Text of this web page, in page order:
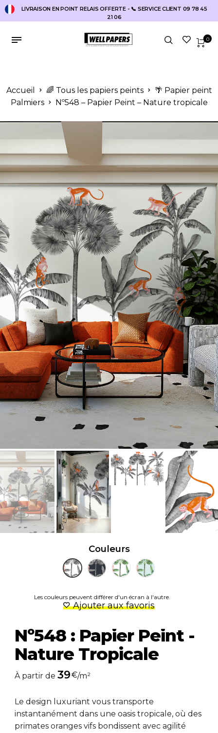
LIVRAISON EN POINT RELAIS OFFERTE - 📞 SERVICE CLIENT 09 78 45
21 06
0
Accueil 🌈 Tous les papiers peints
🌴 Papier peint
Palmiers
Nº548 – Papier Peint – Nature tropicale
Couleurs
Les couleurs peuvent différer d'un écran à l'autre.
Ajouter aux favoris
Nº548 : Papier Peint -
Nature Tropicale
À partir de 39€/m²
Le design luxuriant vous transporte
instantanément dans une oasis tropicale, où des
primates oranges vifs bondissent avec agilité